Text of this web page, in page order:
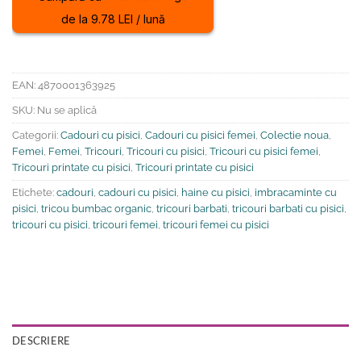
de la 9.78 LEI / lună
EAN: 4870001363925
SKU: Nu se aplică
Categorii: Cadouri cu pisici Cadouri cu pisici femei Colectie noua
Femei Femei Tricouri Tricouri cu pisici Tricouri cu pisici femei
Tricouri printate cu pisici Tricouri printate cu pisici
Etichete: cadouri cadouri cu pisici haine cu pisici imbracaminte cu
pisici tricou bumbac organic tricouri barbati tricouri barbati cu pisici
tricouri cu pisici tricouri femei tricouri femei cu pisici
DESCRIERE